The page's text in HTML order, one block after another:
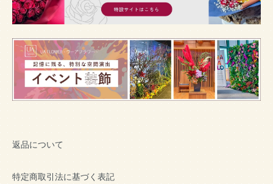
返品について
特定商取引法に基づく表記